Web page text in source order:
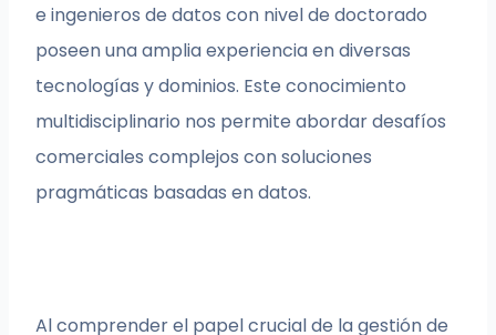
e ingenieros de datos con nivel de doctorado
poseen una amplia experiencia en diversas
tecnologías y dominios. Este conocimiento
multidisciplinario nos permite abordar desafíos
comerciales complejos con soluciones
pragmáticas basadas en datos.
Al comprender el papel crucial de la gestión de